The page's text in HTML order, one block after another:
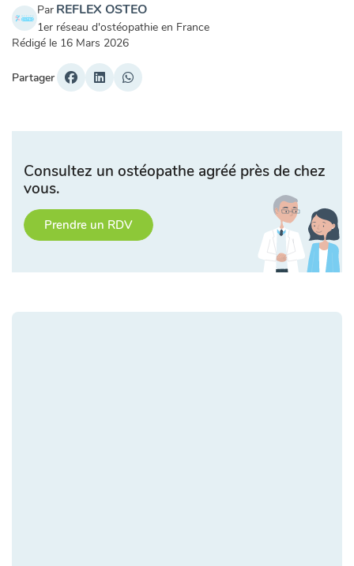
Par REFLEX OSTEO
1er réseau d'ostéopathie en France
Rédigé le 16 Mars 2026
Partager
Consultez un ostéopathe agréé près de chez
vous.
Prendre un RDV